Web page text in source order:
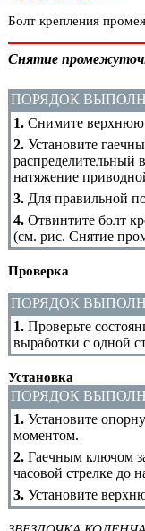
Болт крепления
Снятие
ПОРЯДОК
1. Снимите
2. Установите
распределительный
натяжение
3. Для правильной
4. Отвинтите болт
(см. рис. Снятие
Проверка
ПОРЯДОК
1. Проверьте
выработки с одной
Установка
ПОРЯДОК
1. Установите
моментом.
2. Гаечным ключом
часовой стрелке до
3. Установите